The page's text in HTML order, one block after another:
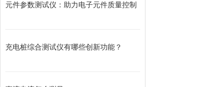
元件参数测试仪：助力电子元件质量控制
充电桩综合测试仪有哪些创新功能？